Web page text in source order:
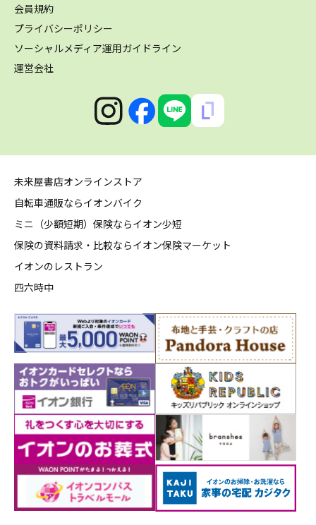
会員規約
プライバシーポリシー
ソーシャルメディア運用ガイドライン
運営会社
未来屋書店オンラインストア
自転車通販ならイオンバイク
ミニ（少額短期）保険ならイオン少短
保険の資料請求・比較ならイオン保険マーケット
イオンのレストラン
四六時中